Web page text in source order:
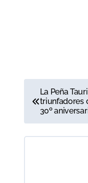
a
v
La Peña
triunfadores
30º